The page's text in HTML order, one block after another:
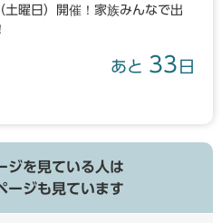
曜日）開催！家族みんなで出
あと 33 日
ジを見ている人は
ージも見ています